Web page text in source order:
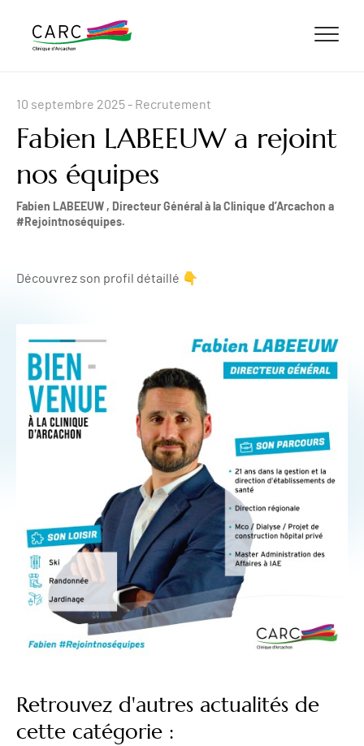
10 septembre 2025- Recrutement
Fabien LABEEUW a rejoint
nos équipes
Fabien LABEEUW , Directeur Général à la Clinique d’Arcachon a
#Rejointnoséquipes.
Découvrez son profil détaillé 👇
Retrouvez d'autres actualités de
cette catégorie :